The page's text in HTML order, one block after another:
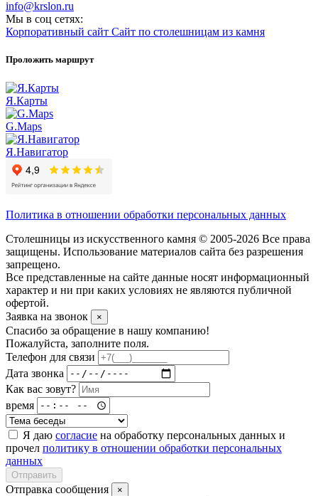
info@krslon.ru
Мы в соц сетях:
Корпоративный сайт Сайт по столешницам из камня
Проложить маршрут
Я.Карты
G.Maps
Я.Навигатор
Политика в отношении обработки персональных данных
Столешницы из искусственного камня © 2005-2026 Все права
защищены. Использование материалов сайта без разрешения
запрещено.
Все представленные на сайте данные носят информационный
характер и ни при каких условиях не являются публичной
офертой.
Заявка на звонок
×
Спасибо за обращение в нашу компанию!
Пожалуйста, заполните поля.
Телефон для связи
Дата звонка
Как вас зовут?
время
Я даю согласие на обработку персональных данных и
прочел политику в отношении обработки персональных
данных
Отправить
Отправка сообщения ×